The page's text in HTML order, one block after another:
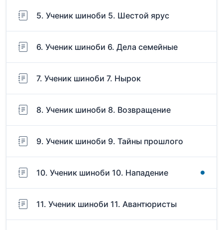
5. Ученик шиноби 5. Шестой ярус
6. Ученик шиноби 6. Дела семейные
7. Ученик шиноби 7. Нырок
8. Ученик шиноби 8. Возвращение
9. Ученик шиноби 9. Тайны прошлого
10. Ученик шиноби 10. Нападение
11. Ученик шиноби 11. Авантюристы